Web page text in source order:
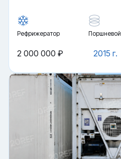
Рефрижератор Поршневой
2015 г.
2 000 000 ₽